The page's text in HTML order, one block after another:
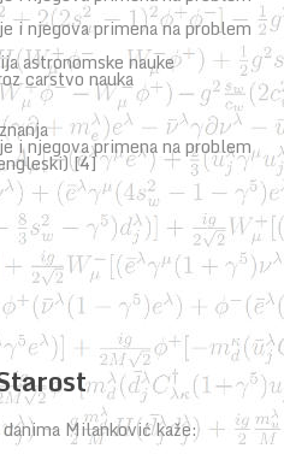
i njegova primena na problem
astronomske nauke
carstvo nauka
i njegova primena na problem
[4]
Milanković kaže: